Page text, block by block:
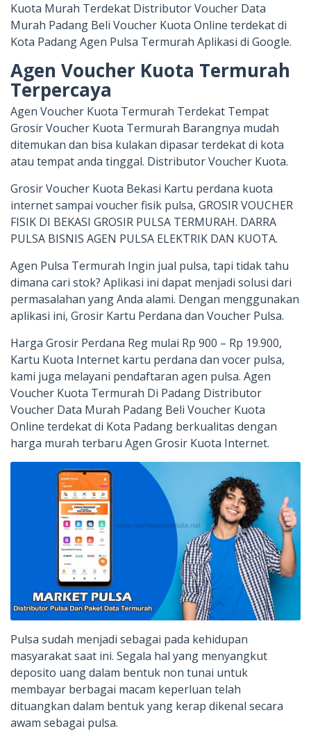
Kuota Murah Terdekat Distributor Voucher Data
Murah Padang Beli Voucher Kuota Online terdekat di
Kota Padang Agen Pulsa Termurah Aplikasi di Google.
Agen Voucher Kuota Termurah
Terpercaya
Agen Voucher Kuota Termurah Terdekat Tempat
Grosir Voucher Kuota Termurah Barangnya mudah
ditemukan dan bisa kulakan dipasar terdekat di kota
atau tempat anda tinggal. Distributor Voucher Kuota.
Grosir Voucher Kuota Bekasi Kartu perdana kuota
internet sampai voucher fisik pulsa, GROSIR VOUCHER
FISIK DI BEKASI GROSIR PULSA TERMURAH. DARRA
PULSA BISNIS AGEN PULSA ELEKTRIK DAN KUOTA.
Agen Pulsa Termurah Ingin jual pulsa, tapi tidak tahu
dimana cari stok? Aplikasi ini dapat menjadi solusi dari
permasalahan yang Anda alami. Dengan menggunakan
aplikasi ini, Grosir Kartu Perdana dan Voucher Pulsa.
Harga Grosir Perdana Reg mulai Rp 900 – Rp 19.900,
Kartu Kuota Internet kartu perdana dan vocer pulsa,
kami juga melayani pendaftaran agen pulsa. Agen
Voucher Kuota Termurah Di Padang Distributor
Voucher Data Murah Padang Beli Voucher Kuota
Online terdekat di Kota Padang berkualitas dengan
harga murah terbaru Agen Grosir Kuota Internet.
Pulsa sudah menjadi sebagai pada kehidupan
masyarakat saat ini. Segala hal yang menyangkut
deposito uang dalam bentuk non tunai untuk
membayar berbagai macam keperluan telah
dituangkan dalam bentuk yang kerap dikenal secara
awam sebagai pulsa.